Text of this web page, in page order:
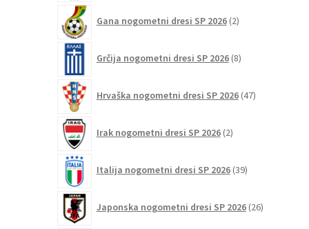
Gana nogometni dresi SP 2026 2izdelka
Grčija nogometni dresi SP 2026 8izdelkov
Hrvaška nogometni dresi SP 2026 47izdelkov
Irak nogometni dresi SP 2026 2izdelka
Italija nogometni dresi SP 2026 39izdelkov
Japonska nogometni dresi SP 2026 26izdelkov